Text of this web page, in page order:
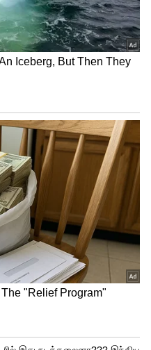
கோவா
தமிழகத்தில்
545 பேருக்கு